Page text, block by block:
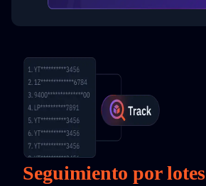
Seguimiento por lotes